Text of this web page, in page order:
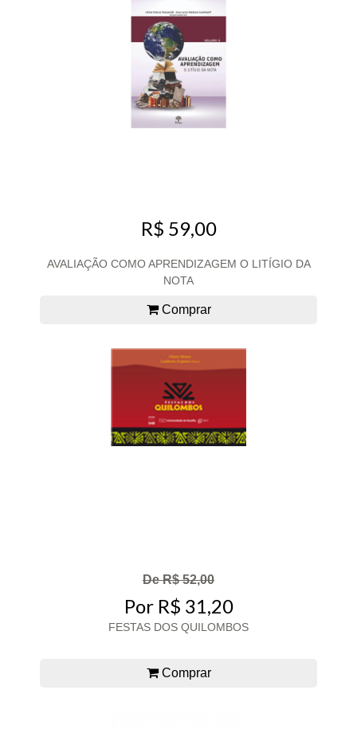
R$ 59,00
AVALIAÇÃO COMO APRENDIZAGEM O LITÍGIO DA
NOTA
Comprar
De R$ 52,00
Por R$ 31,20
FESTAS DOS QUILOMBOS
Comprar